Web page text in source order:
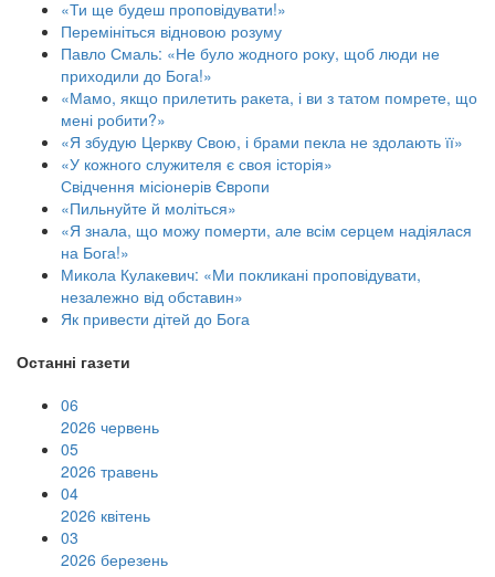
«Ти ще будеш проповідувати!»
Перемініться відновою розуму
Павло Смаль: «Не було жодного року, щоб люди не
приходили до Бога!»
«Мамо, якщо прилетить ракета, і ви з татом помрете, що
мені робити?»
«Я збудую Церкву Свою, і брами пекла не здолають її»
«У кожного служителя є своя історія»
Свідчення місіонерів Європи
«Пильнуйте й моліться»
«Я знала, що можу померти, але всім серцем надіялася
на Бога!»
Микола Кулакевич: «Ми покликані проповідувати,
незалежно від обставин»
Як привести дітей до Бога
Останні газети
06
2026 червень
05
2026 травень
04
2026 квітень
03
2026 березень